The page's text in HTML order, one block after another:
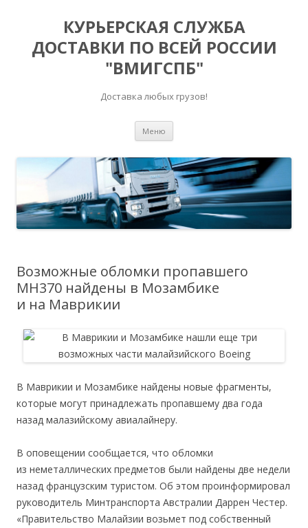
КУРЬЕРСКАЯ СЛУЖБА
ДОСТАВКИ ПО ВСЕЙ РОССИИ
"ВМИГСПБ"
Доставка любых грузов!
Меню
Возможные обломки пропавшего
MH370 найдены в Мозамбике
и на Маврикии
В Маврикии и Мозамбике найдены новые фрагменты,
которые могут принадлежать пропавшему два года
назад малазийскому авиалайнеру.
В оповещении сообщается, что обломки
из неметаллических предметов были найдены две недели
назад французским туристом. Об этом проинформировал
руководитель Минтранспорта Австралии Даррен Честер.
«Правительство Малайзии возьмет под собственный